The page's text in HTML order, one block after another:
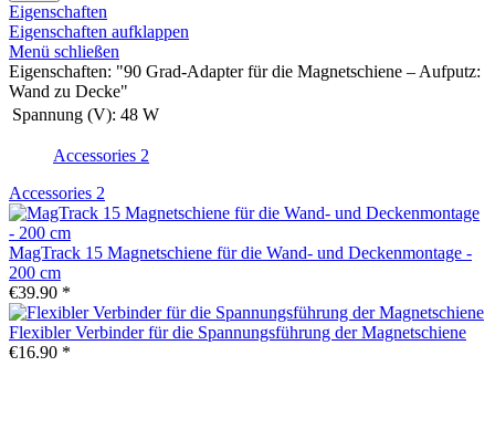
Eigenschaften
Eigenschaften aufklappen
Menü schließen
Eigenschaften: "90 Grad-Adapter für die Magnetschiene – Aufputz:
Wand zu Decke"
Spannung (V): 48 W
Accessories 2
Accessories 2
MagTrack 15 Magnetschiene für die Wand- und Deckenmontage -
200 cm
€39.90 *
Flexibler Verbinder für die Spannungsführung der Magnetschiene
€16.90 *